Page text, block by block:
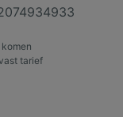
tarief